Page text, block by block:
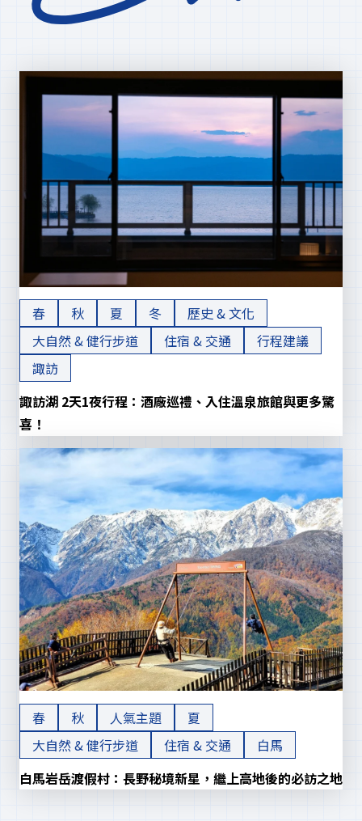
春 秋 夏 冬
歷史 & 文化
大自然 & 健行步道
住宿 & 交通
行程建議
諏訪
諏訪湖 2天1夜行程：酒廠巡禮、入住溫泉旅館與更多驚
喜！
春 秋 人氣主題
夏
大自然 & 健行步道
住宿 & 交通
白馬
白馬岩岳渡假村：長野秘境新星，繼上高地後的必訪之地